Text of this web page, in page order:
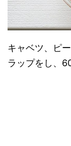
キャベツ、ピ
ラップをし、